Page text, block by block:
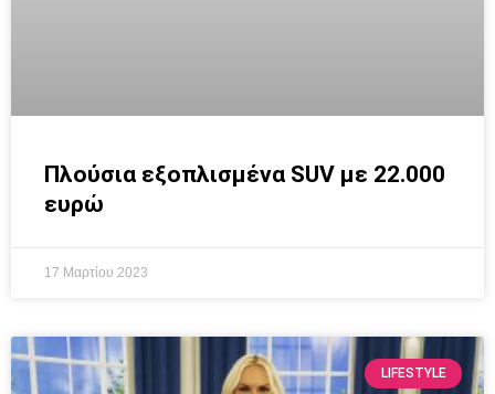
Πλούσια εξοπλισμένα SUV με 22.000
ευρώ
17 Μαρτίου 2023
LIFESTYLE